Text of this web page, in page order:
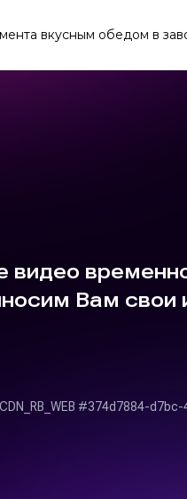
вкусным обедом в